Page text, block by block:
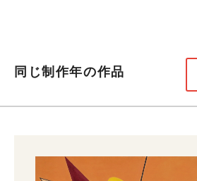
同じ制作年の作品